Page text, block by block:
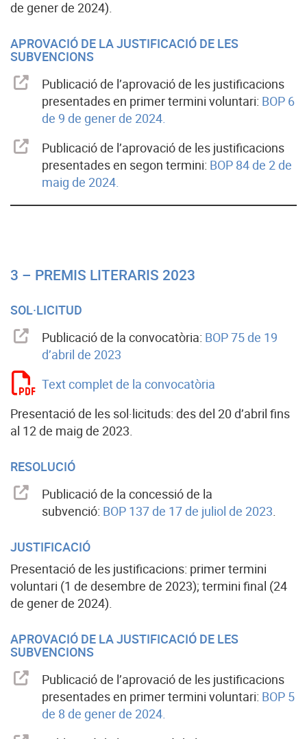
de gener de 2024).
APROVACIÓ DE LA JUSTIFICACIÓ DE LES
SUBVENCIONS
Publicació de l’aprovació de les justificacions
presentades en primer termini voluntari: BOP 6
de 9 de gener de 2024.
Publicació de l’aprovació de les justificacions
presentades en segon termini: BOP 84 de 2 de
maig de 2024.
3 – PREMIS LITERARIS 2023
SOL·LICITUD
Publicació de la convocatòria: BOP 75 de 19
d’abril de 2023
Text complet de la convocatòria
Presentació de les sol·licituds: des del 20 d’abril fins
al 12 de maig de 2023.
RESOLUCIÓ
Publicació de la concessió de la
subvenció: BOP 137 de 17 de juliol de 2023.
JUSTIFICACIÓ
Presentació de les justificacions: primer termini
voluntari (1 de desembre de 2023); termini final (24
de gener de 2024).
APROVACIÓ DE LA JUSTIFICACIÓ DE LES
SUBVENCIONS
Publicació de l’aprovació de les justificacions
presentades en primer termini voluntari: BOP 5
de 8 de gener de 2024.